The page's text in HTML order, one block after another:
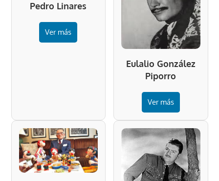
Pedro Linares
Ver más
Eulalio González
Piporro
Ver más